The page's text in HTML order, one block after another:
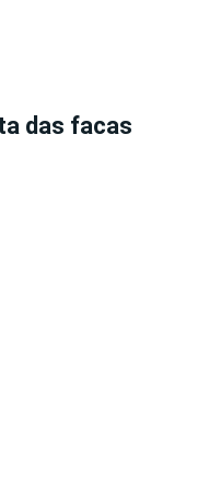
das facas